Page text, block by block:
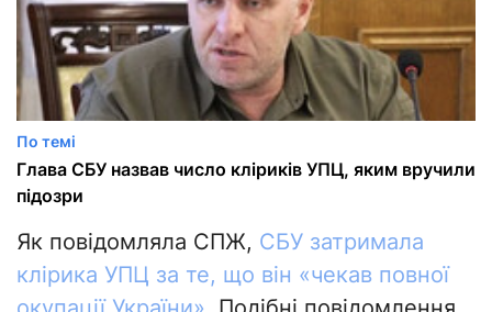
По темі
Глава СБУ назвав число кліриків УПЦ, яким вручили
підозри
Як повідомляла СПЖ, СБУ затримала
клірика УПЦ за те, що він «чекав повної